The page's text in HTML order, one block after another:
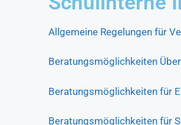
Allgemeine Regelungen für
Beratungsmöglichkeiten
Beratungsmöglichkeiten für
Beratungsmöglichkeiten für